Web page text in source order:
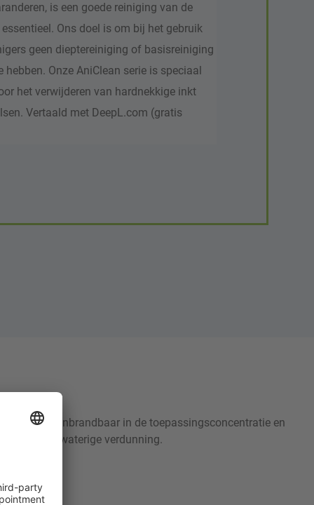
is een goede reiniging van de
Ons doel is om bij het gebruik
geen dieptereiniging of basisreiniging
hebben. Onze AniClean serie is speciaal
het verwijderen van hardnekkige inkt
Vertaald met DeepL.com (gratis
Ze zijn onbrandbaar in de toepassingsconcentratie en
gebruik in waterige verdunning.